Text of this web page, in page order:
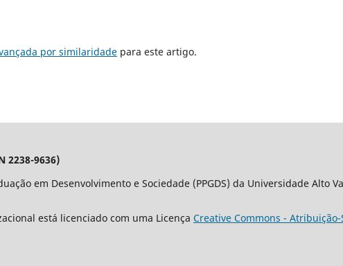
por similaridade para este artigo.
2238-9636)
em Desenvolvimento e Sociedade (PPGDS) da Universidade Alto
está licenciado com uma Licença Creative Commons -